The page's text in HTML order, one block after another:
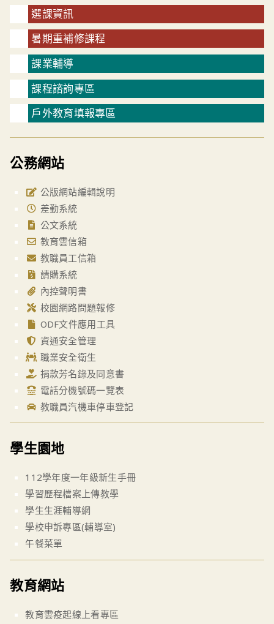
選課資訊
暑期重補修課程
課業輔導
課程諮詢專區
戶外教育填報專區
公務網站
公版網站編輯說明
差勤系統
公文系統
教育雲信箱
教職員工信箱
請購系統
內控聲明書
校園網路問題報修
ODF文件應用工具
資通安全管理
職業安全衛生
捐款芳名錄及同意書
電話分機號碼一覽表
教職員汽機車停車登記
學生園地
112學年度一年級新生手冊
學習歷程檔案上傳教學
學生生涯輔導網
學校申訴專區(輔導室)
午餐菜單
教育網站
教育雲疫起線上看專區